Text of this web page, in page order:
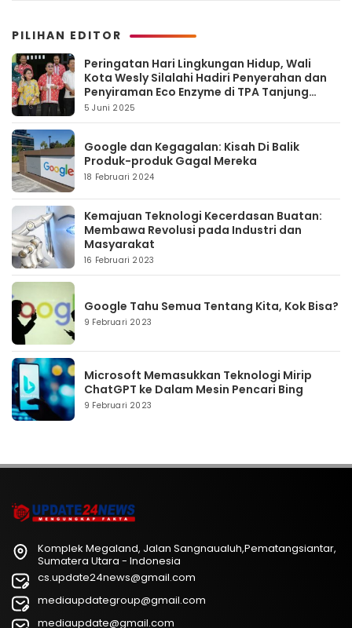
PILIHAN EDITOR
Peringatan Hari Lingkungan Hidup, Wali
Kota Wesly Silalahi Hadiri Penyerahan dan
Penyiraman Eco Enzyme di TPA Tanjung
Pinggir
5 Juni 2025
Google dan Kegagalan: Kisah Di Balik
Produk-produk Gagal Mereka
18 Februari 2024
Kemajuan Teknologi Kecerdasan Buatan:
Membawa Revolusi pada Industri dan
Masyarakat
16 Februari 2023
Google Tahu Semua Tentang Kita, Kok Bisa?
9 Februari 2023
Microsoft Memasukkan Teknologi Mirip
ChatGPT ke Dalam Mesin Pencari Bing
9 Februari 2023
Komplek Megaland, Jalan Sangnaualuh,Pematangsiantar,
Sumatera Utara - Indonesia
cs.update24news@gmail.com
mediaupdategroup@gmail.com
mediaupdate@gmail.com